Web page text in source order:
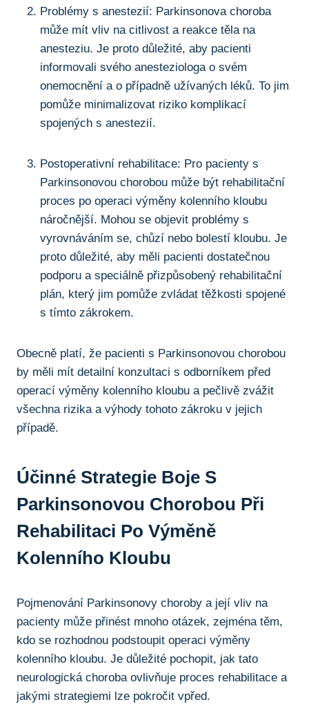
Problémy s anestezií: Parkinsonova choroba⁤
může mít ⁣vliv na citlivost a reakce těla na
anesteziu. Je proto důležité, aby pacienti
informovali svého anesteziologa ‌o svém
onemocnění a o případně ‍užívaných léků. To jim
pomůže minimalizovat riziko komplikací⁤
spojených s anestezií.
Postoperativní rehabilitace: Pro pacienty s
Parkinsonovou chorobou může být rehabilitační
proces po operaci výměny kolenního kloubu ​
náročnější. Mohou se objevit⁢ problémy s
vyrovnáváním se, chůzí nebo bolestí kloubu.​ Je
proto důležité, aby měli pacienti dostatečnou
podporu⁣ a speciálně přizpůsobený rehabilitační
plán, který jim pomůže zvládat těžkosti spojené
‍s tímto zákrokem.
Obecně platí, že pacienti s Parkinsonovou chorobou⁣
by měli mít detailní konzultaci s odborníkem před
operací výměny kolenního kloubu a pečlivě zvážit
všechna rizika a výhody tohoto zákroku ‍v jejich
případě.
Účinné Strategie Boje‌ S
Parkinsonovou Chorobou Při
⁣rehabilitaci Po Výměně
Kolenního Kloubu
Pojmenování Parkinsonovy choroby a její vliv na
pacienty může přinést mnoho otázek, zejména těm,
kdo se rozhodnou podstoupit operaci výměny
kolenního kloubu. Je důležité‍ pochopit, jak tato
neurologická choroba ovlivňuje proces rehabilitace a
jakými strategiemi lze pokročit vpřed.